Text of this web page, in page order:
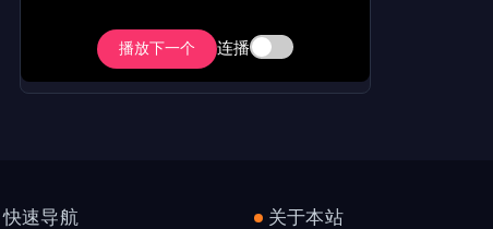
播放下一个 连播
快速导航 关于本站